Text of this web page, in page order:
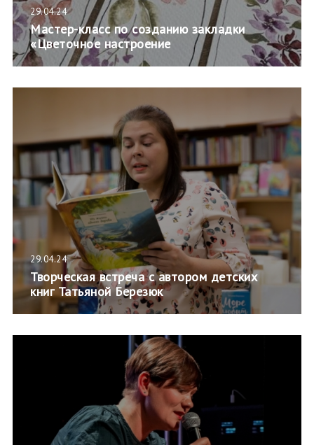
29.04.24
Мастер-класс по созданию закладки
«Цветочное настроение
29.04.24
Творческая встреча с автором детских
книг Татьяной Березюк